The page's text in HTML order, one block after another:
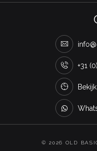
+31
© 2026 OLD